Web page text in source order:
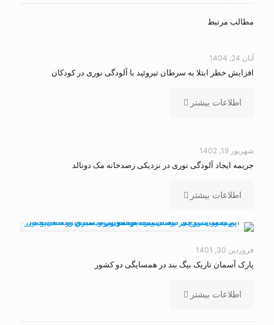
مطالب مرتبط
آبان 24, 1404
افزایش خطر ابتلا به سرطان تیروئید با آلودگی نوری در کودکان
اطلاعات بیشتر
شهریور 19, 1402
جریمه ایجاد آلودگی نوری در نزدیکی رصدخانه مک دونالد
اطلاعات بیشتر
فروردین 30, 1401
پارک آسمان تاریک بیگ بند در همسایگی دو کشور
اطلاعات بیشتر